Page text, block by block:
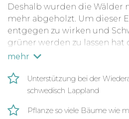
Deshalb wurden die Wälder
mehr abgeholzt. Um dieser
entgegen zu wirken und
grüner werden zu lassen hat
beschlossen jeden gefällten
wichtigen Beitrag zum
Emissionen binden und so
Erderwärmung verzögern.
mehr
Unterstützung bei der
schwedisch Lappland
Pflanze so viele Bäume wie